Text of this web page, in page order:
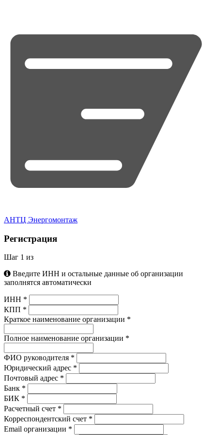
АНТЦ Энергомонтаж
Регистрация
Шаг 1 из
Введите ИНН и остальные данные об организации
заполнятся автоматически
ИНН *
КПП *
Краткое наименование организации *
Полное наименование организации *
ФИО руководителя *
Юридический адрес *
Почтовый адрес *
Банк *
БИК *
Расчетный счет *
Корреспондентский счет *
Email организации *